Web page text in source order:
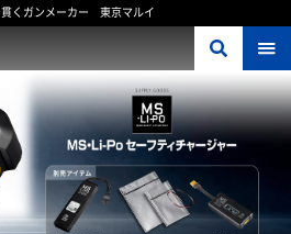
貫くガンメーカー 東京マルイ